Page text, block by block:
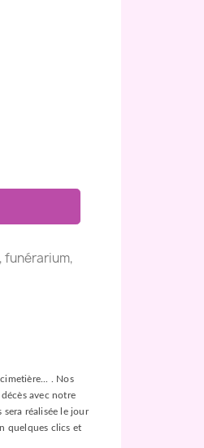
funérarium,
. Nos
avec notre
réalisée le jour
quelques clics et